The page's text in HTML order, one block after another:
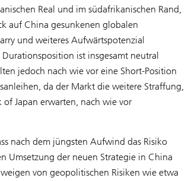
Real und im südafrikanischen Rand,
auf China gesunkenen globalen
und weiteres Aufwärtspotenzial
Durationsposition ist insgesamt neutral
jedoch nach wie vor eine Short-Position
da der Markt die weitere Straffung,
Japan erwarten, nach wie vor
nach dem jüngsten Aufwind das Risiko
Umsetzung der neuen Strategie in China
von geopolitischen Risiken wie etwa